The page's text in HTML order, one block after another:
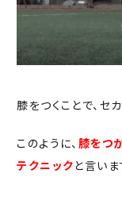
膝をつくことで、セ
このように、 膝をつ
テクニックと言いま